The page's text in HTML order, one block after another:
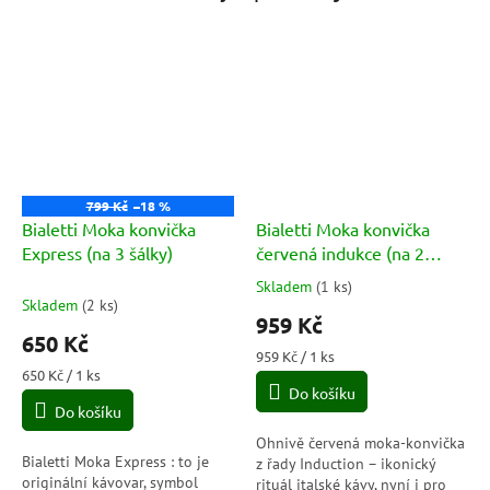
799 Kč –18 %
Bialetti Moka konvička
Express (na 3 šálky)
Skladem (2 ks)
650 Kč
Měrná
cena:
650 Kč / 1 ks
Do košíku
Bialetti Moka Express : to je
originální kávovar, symbol
Bialetti Moka konvička
červená indukce (na 2
šálky)
Průměrné
hodnocení
produktu
je
5,0
5
hvězdiček.
Skladem (1 ks)
959 Kč
Měrná
cena:
959 Kč / 1 ks
Do košíku
Ohnivě červená moka-konvička
z řady Induction – ikonický
rituál italské kávy, nyní i pro